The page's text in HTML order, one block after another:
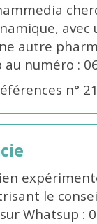
autre
numéro :
n°
le
Whatsup :